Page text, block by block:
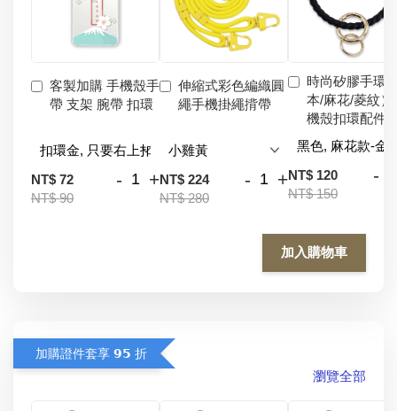
客製加購 手機殼手
帶 支架 腕帶 扣環
NT$ 72
NT$ 90
- +
伸縮式彩色編織圓
繩手機掛繩揹帶
NT$ 224
NT$ 280
- +
時尚矽膠手環
本/麻花/菱紋）
機殼扣環配件
NT$ 120
NT$ 150
-
加入購物車
加購證件套享 𝟵𝟱 折
瀏覽全部